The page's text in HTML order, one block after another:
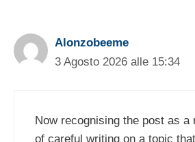
Alonzobeeme
3 Agosto 2026 alle 15:34
Now recognising the post as a
of careful writing on a topic